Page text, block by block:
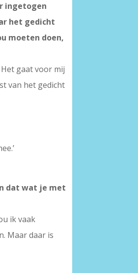
ingetogen
het gedicht
moeten doen,
gaat voor mij
van het gedicht
dat wat je met
ik vaak
Maar daar is